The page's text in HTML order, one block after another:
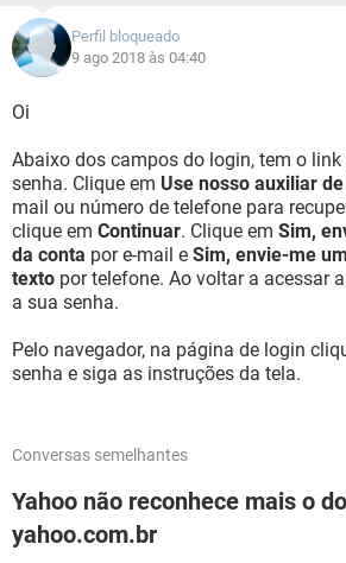
Perfil bloqueado
9 ago 2018 às 04:40
Oi
Abaixo dos campos do login, tem o link
senha. Clique em Use nosso auxiliar
mail ou número de telefone para
clique em Continuar. Clique em Sim,
da conta por e-mail e Sim, envie-me
texto por telefone. Ao voltar a acessar
a sua senha.
Pelo navegador, na página de login
senha e siga as instruções da tela.
Conversas semelhantes
Yahoo não reconhece mais o
yahoo.com.br